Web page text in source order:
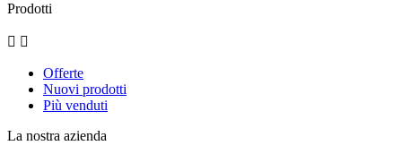
Prodotti
 
Offerte
Nuovi prodotti
Più venduti
La nostra azienda